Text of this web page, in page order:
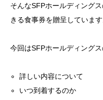
そんなSFPホールディング
きる食事券を贈呈しています
今回はSFPホールディング
詳しい内容について
いつ到着するのか